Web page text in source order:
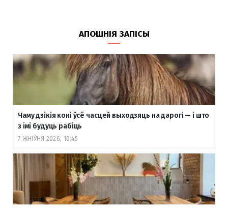
АПОШНІЯ ЗАПІСЫ
Чаму дзікія коні ўсё часцей выходзяць на дарогі — і што
з імі будуць рабіць
7 ЖНІЎНЯ 2026, 10:45